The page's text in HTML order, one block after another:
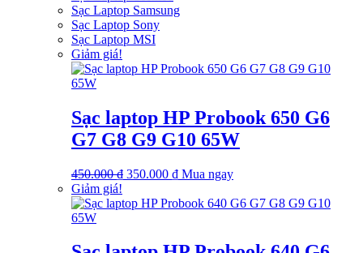
Sạc Laptop Samsung
Sạc Laptop Sony
Sạc Laptop MSI
Giảm giá!
Sạc laptop HP Probook 650 G6
G7 G8 G9 G10 65W
450.000₫ Giá
là:
350.000 ₫Giá
tại
Mua ngay
Giảm giá!